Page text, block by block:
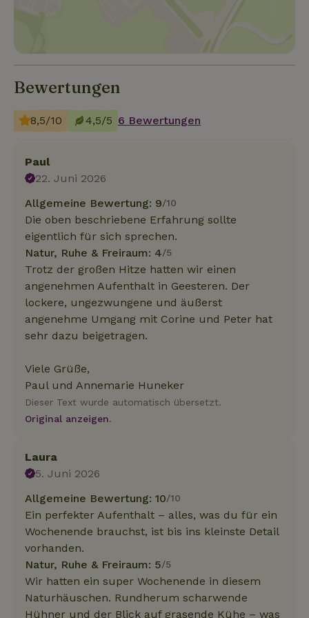
Bewertungen
8,5/10 4,5/5 6 Bewertungen
Paul
22. Juni 2026
Allgemeine Bewertung: 9/10
Die oben beschriebene Erfahrung sollte
eigentlich für sich sprechen.
Natur, Ruhe & Freiraum: 4/5
Trotz der großen Hitze hatten wir einen
angenehmen Aufenthalt in Geesteren. Der
lockere, ungezwungene und äußerst
angenehme Umgang mit Corine und Peter hat
sehr dazu beigetragen.
Viele Grüße,
Paul und Annemarie Huneker
Dieser Text wurde automatisch übersetzt.
Original anzeigen.
Laura
5. Juni 2026
Allgemeine Bewertung: 10/10
Ein perfekter Aufenthalt – alles, was du für ein
Wochenende brauchst, ist bis ins kleinste Detail
vorhanden.
Natur, Ruhe & Freiraum: 5/5
Wir hatten ein super Wochenende in diesem
Naturhäuschen. Rundherum scharwende
Hühner und der Blick auf grasende Kühe – was